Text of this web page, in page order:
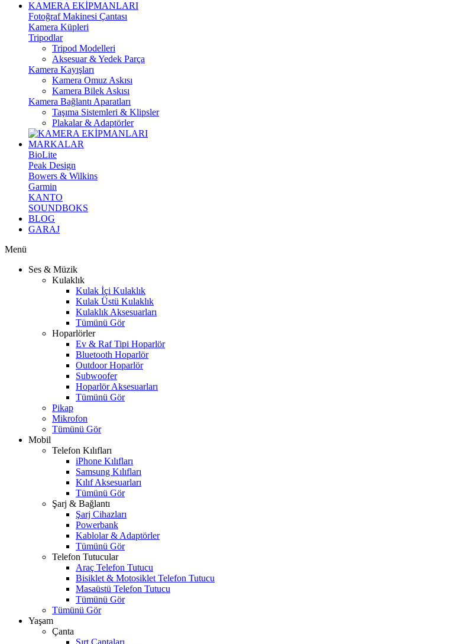
KAMERA EKİPMANLARI
Fotoğraf Makinesi Çantası
Kamera Küpleri
Tripodlar
Tripod Modelleri
Aksesuar & Yedek Parça
Kamera Kayışları
Kamera Omuz Askısı
Kamera Bilek Askısı
Kamera Bağlantı Aparatları
Taşıma Sistemleri & Klipsler
Plakalar & Adaptörler
MARKALAR
BioLite
Peak Design
Bowers & Wilkins
Garmin
KANTO
SOUNDBOKS
BLOG
GARAJ
Menü
Ses & Müzik
Kulaklık
Kulak İçi Kulaklık
Kulak Üstü Kulaklık
Kulaklık Aksesuarları
Tümünü Gör
Hoparlörler
Ev & Raf Tipi Hoparlör
Bluetooth Hoparlör
Outdoor Hoparlör
Subwoofer
Hoparlör Aksesuarları
Tümünü Gör
Pikap
Mikrofon
Tümünü Gör
Mobil
Telefon Kılıfları
iPhone Kılıfları
Samsung Kılıfları
Kılıf Aksesuarları
Tümünü Gör
Şarj & Bağlantı
Şarj Cihazları
Powerbank
Kablolar & Adaptörler
Tümünü Gör
Telefon Tutucular
Araç Telefon Tutucu
Bisiklet & Motosiklet Telefon Tutucu
Masaüstü Telefon Tutucu
Tümünü Gör
Tümünü Gör
Yaşam
Çanta
Sırt Çantaları